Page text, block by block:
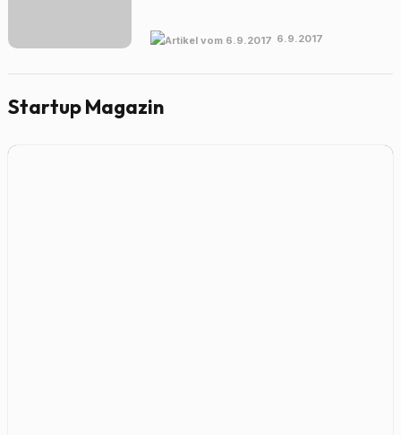
6.9.2017
Startup Magazin